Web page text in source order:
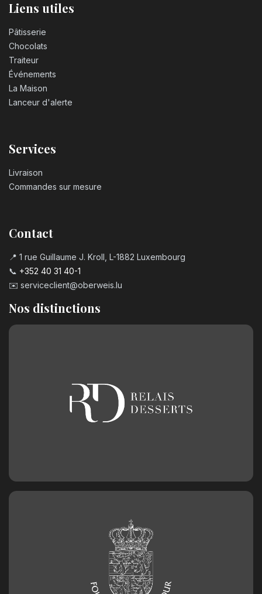
Liens utiles
Pâtisserie
Chocolats
Traiteur
Événements
La Maison
Lanceur d'alerte
Services
Livraison
Commandes sur mesure
Contact
📍 1 rue Guillaume J. Kroll, L-1882 Luxembourg
📞 +352 40 31 40-1
✉️ serviceclient@oberweis.lu
Nos distinctions